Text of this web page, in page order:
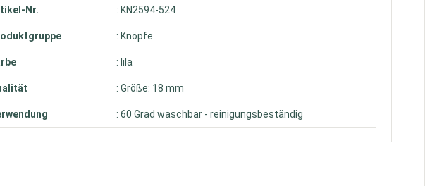
Nr. : KN2594-524
: Knöpfe
: lila
: Größe: 18 mm
: 60 Grad waschbar - reinigungsbeständig